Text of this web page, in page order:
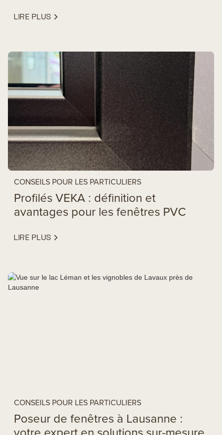
LIRE PLUS
CONSEILS POUR LES PARTICULIERS
Profilés VEKA : définition et
avantages pour les fenêtres PVC
LIRE PLUS
CONSEILS POUR LES PARTICULIERS
Poseur de fenêtres à Lausanne :